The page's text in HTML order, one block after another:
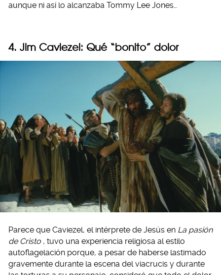
aunque ni así lo alcanzaba Tommy Lee Jones…
4. Jim Caviezel: Qué “bonito” dolor
Parece que Caviezel, el intérprete de Jesús en La pasión
de Cristo , tuvo una experiencia religiosa al estilo
autoflagelación porque, a pesar de haberse lastimado
gravemente durante la escena del viacrucis y durante